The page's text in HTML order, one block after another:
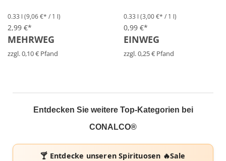
0.33 l (9,06 €* / 1 l)
2,99 €*
MEHRWEG
zzgl. 0,10 € Pfand
0.33 l (3,00 €* / 1 l)
0,99 €*
EINWEG
zzgl. 0,25 € Pfand
Entdecken Sie weitere Top-Kategorien bei
CONALCO®
🍸 Entdecke unserenSpirituosen 🔥Sale